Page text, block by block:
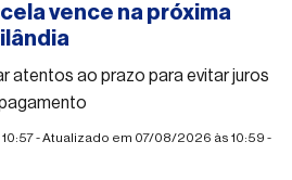
vence na próxima
atentos ao prazo para evitar juros
- Atualizado em 07/08/2026 às 10:59 -